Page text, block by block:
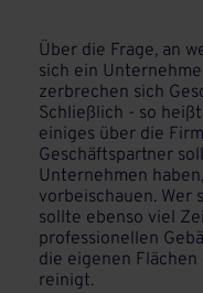
Über die Frage, an
sich ein
zerbrechen sich
Schließlich - so
einiges über die
Geschäftspartner
Unternehmen
vorbeischauen. Wer
sollte ebenso viel
professionellen
die eigenen
reinigt.